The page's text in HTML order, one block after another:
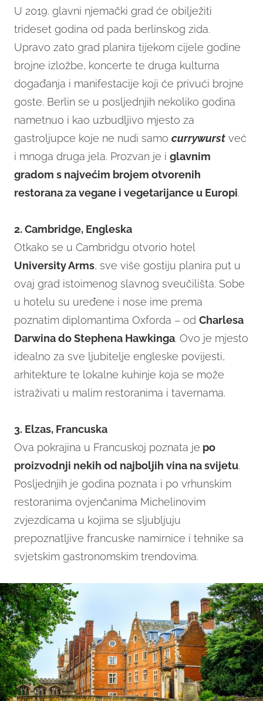
U 2019. glavni njemački grad će obilježiti
trideset godina od pada berlinskog zida.
Upravo zato grad planira tijekom cijele godine
brojne izložbe, koncerte te druga kulturna
događanja i manifestacije koji će privući brojne
goste. Berlin se u posljednjih nekoliko godina
nametnuo i kao uzbudljivo mjesto za
gastroljupce koje ne nudi samo currywurst već
i mnoga druga jela. Prozvan je i glavnim
gradom s najvećim brojem otvorenih
restorana za vegane i vegetarijance u Europi.
2. Cambridge, Engleska
Otkako se u Cambridgu otvorio hotel
University Arms, sve više gostiju planira put u
ovaj grad istoimenog slavnog sveučilišta. Sobe
u hotelu su uređene i nose ime prema
poznatim diplomantima Oxforda – od Charlesa
Darwina do Stephena Hawkinga. Ovo je mjesto
idealno za sve ljubitelje engleske povijesti,
arhitekture te lokalne kuhinje koja se može
istraživati u malim restoranima i tavernama.
3. Elzas, Francuska
Ova pokrajina u Francuskoj poznata je po
proizvodnji nekih od najboljih vina na svijetu.
Posljednjih je godina poznata i po vrhunskim
restoranima ovjenčanima Michelinovim
zvjezdicama u kojima se sljubljuju
prepoznatljive francuske namirnice i tehnike sa
svjetskim gastronomskim trendovima.